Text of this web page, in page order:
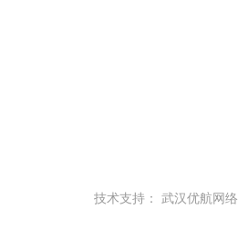
技术支持： 武汉优航网